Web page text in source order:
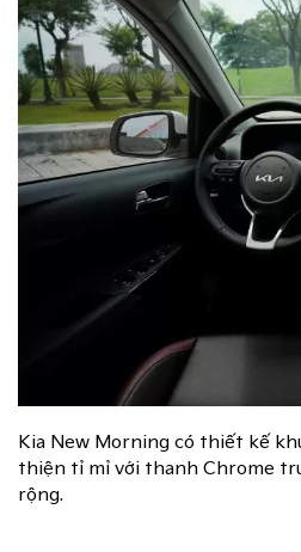
Kia New Morning có thiết kế
thiện tỉ mỉ với thanh Chrome
rộng.